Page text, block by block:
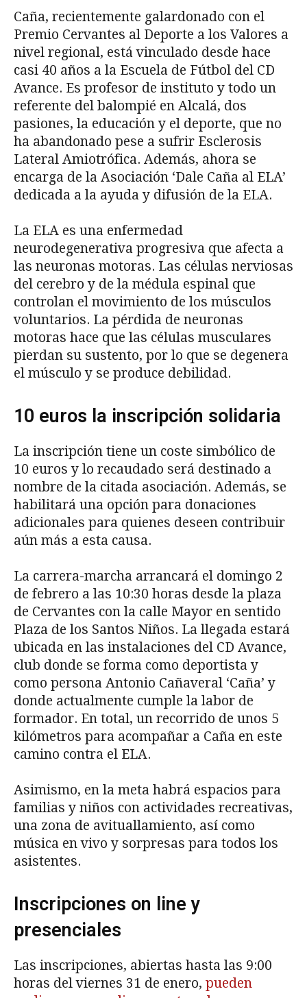
Caña, recientemente galardonado con el
Premio Cervantes al Deporte a los Valores a
nivel regional, está vinculado desde hace
casi 40 años a la Escuela de Fútbol del CD
Avance. Es profesor de instituto y todo un
referente del balompié en Alcalá, dos
pasiones, la educación y el deporte, que no
ha abandonado pese a sufrir Esclerosis
Lateral Amiotrófica. Además, ahora se
encarga de la Asociación ‘Dale Caña al ELA’
dedicada a la ayuda y difusión de la ELA.
La ELA es una enfermedad
neurodegenerativa progresiva que afecta a
las neuronas motoras. Las células nerviosas
del cerebro y de la médula espinal que
controlan el movimiento de los músculos
voluntarios. La pérdida de neuronas
motoras hace que las células musculares
pierdan su sustento, por lo que se degenera
el músculo y se produce debilidad.
10 euros la inscripción solidaria
La inscripción tiene un coste simbólico de
10 euros y lo recaudado será destinado a
nombre de la citada asociación. Además, se
habilitará una opción para donaciones
adicionales para quienes deseen contribuir
aún más a esta causa.
La carrera-marcha arrancará el domingo 2
de febrero a las 10:30 horas desde la plaza
de Cervantes con la calle Mayor en sentido
Plaza de los Santos Niños. La llegada estará
ubicada en las instalaciones del CD Avance,
club donde se forma como deportista y
como persona Antonio Cañaveral ‘Caña’ y
donde actualmente cumple la labor de
formador. En total, un recorrido de unos 5
kilómetros para acompañar a Caña en este
camino contra el ELA.
Asimismo, en la meta habrá espacios para
familias y niños con actividades recreativas,
una zona de avituallamiento, así como
música en vivo y sorpresas para todos los
asistentes.
Inscripciones on line y
presenciales
Las inscripciones, abiertas hasta las 9:00
horas del viernes 31 de enero, pueden